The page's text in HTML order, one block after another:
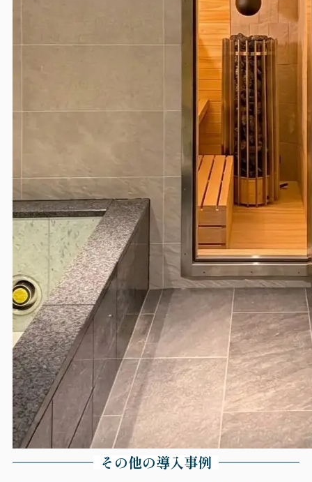
その他の導入事例